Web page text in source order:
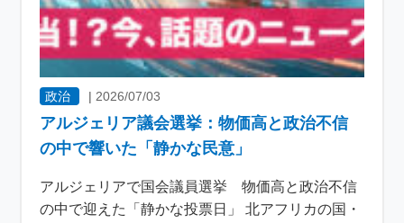
政治 |2026/07/03
アルジェリア議会選挙：物価高と政治不信
の中で響いた「静かな民意」
アルジェリアで国会議員選挙 物価高と政治不信
の中で迎えた「静かな投票日」 北アフリカの国・